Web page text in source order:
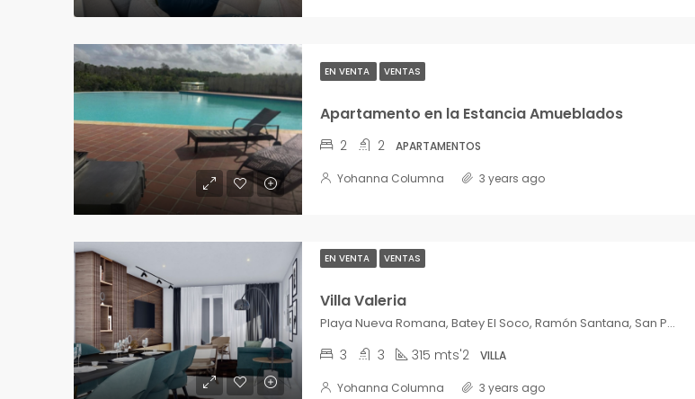
EN VENTA VENTAS
Apartamento en la Estancia Amueblados
2 2 APARTAMENTOS
Yohanna Columna 3 years ago
EN VENTA VENTAS
Villa Valeria
Playa Nueva Romana, Batey El Soco, Ramón Santana, San Pedro de Macorís, República Dominicana
3 3 315 mts'2 VILLA
Yohanna Columna 3 years ago